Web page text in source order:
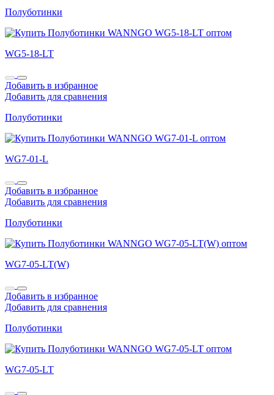
Полуботинки
WG5-18-LT
Добавить в избранное
Добавить для сравнения
Полуботинки
WG7-01-L
Добавить в избранное
Добавить для сравнения
Полуботинки
WG7-05-LT(W)
Добавить в избранное
Добавить для сравнения
Полуботинки
WG7-05-LT